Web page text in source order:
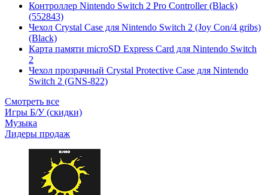
Контроллер Nintendo Switch 2 Pro Controller (Black)
(552843)
Чехол Сrystal Сase для Nintendo Switch 2 (Joy Con/4 gribs)
(Black)
Карта памяти microSD Express Card для Nintendo Switch
2
Чехол прозрачный Crystal Protective Case для Nintendo
Switch 2 (GNS-822)
Смотреть все
Игры Б/У (скидки)
Музыка
Лидеры продаж